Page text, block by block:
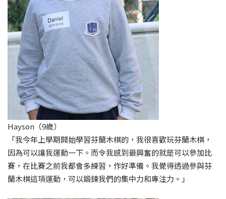
Hayson（9歲）
「我今年上學期開始學習芬蘭木棋的，我很喜歡玩芬蘭木棋，
因為可以讓我運動一下。而令我感到最興奮的就是可以參加比
賽，在比賽之前我都會多練習，作好準備。我覺得透過參與芬
蘭木棋這項運動，可以鍛鍊我們的集中力和專注力。」